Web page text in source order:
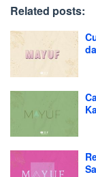
Related posts: